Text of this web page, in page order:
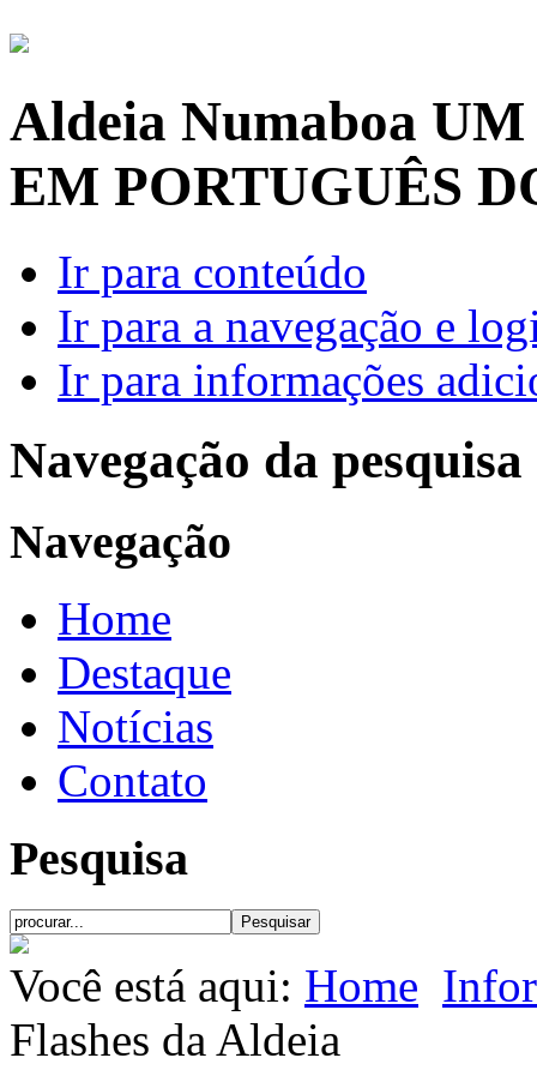
Aldeia Numaboa UM
EM PORTUGUÊS
Ir para conteúdo
Ir para a navegação e
Ir para informações
Navegação da pesquisa
Navegação
Home
Destaque
Notícias
Contato
Pesquisa
Você está aqui: Home
Flashes da Aldeia